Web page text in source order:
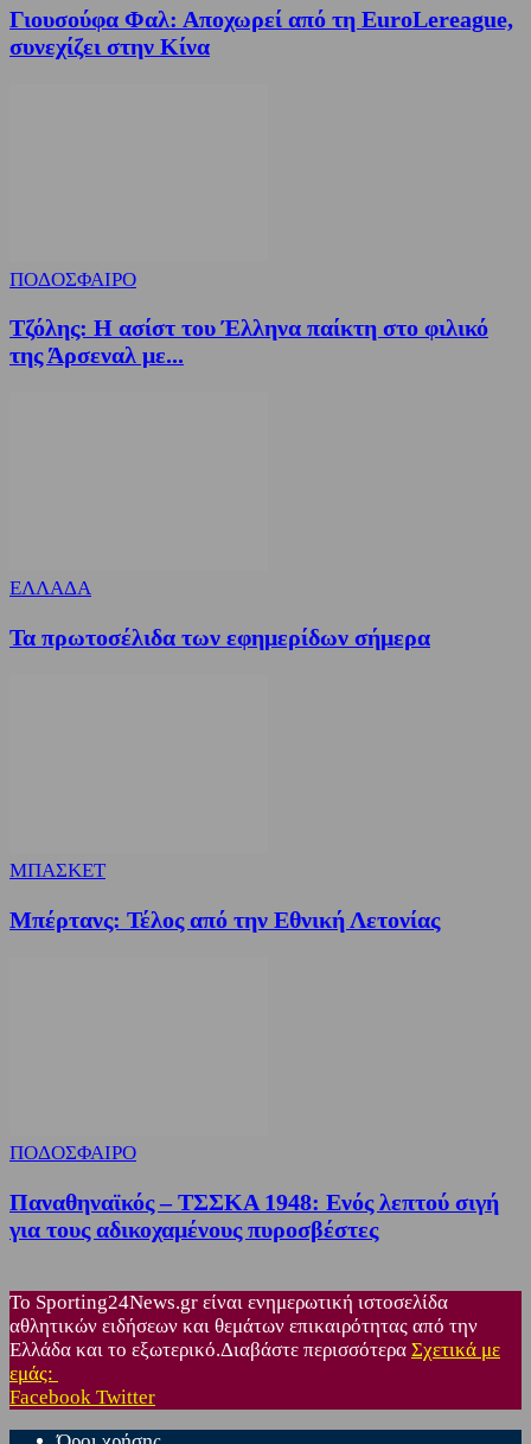
Γιουσούφα Φαλ: Αποχωρεί από τη EuroLereague,
συνεχίζει στην Κίνα
ΠΟΔΟΣΦΑΙΡΟ
Τζόλης: Η ασίστ του Έλληνα παίκτη στο φιλικό
της Άρσεναλ με...
ΕΛΛΑΔΑ
Τα πρωτοσέλιδα των εφημερίδων σήμερα
ΜΠΑΣΚΕΤ
Μπέρτανς: Τέλος από την Εθνική Λετονίας
ΠΟΔΟΣΦΑΙΡΟ
Παναθηναϊκός – ΤΣΣΚΑ 1948: Ενός λεπτού σιγή
για τους αδικοχαμένους πυροσβέστες
Το Sporting24News.gr είναι ενημερωτική ιστοσελίδα
αθλητικών ειδήσεων και θεμάτων επικαιρότητας από την
Ελλάδα και το εξωτερικό.Διαβάστε περισσότερα Σχετικά με
εμάς:
Facebook Twitter